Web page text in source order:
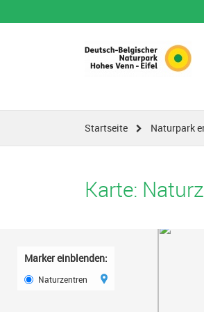
Startseite Naturpark
Karte:
Marker einblenden:
Naturzentren